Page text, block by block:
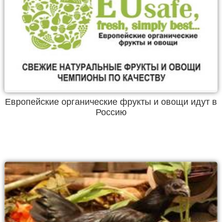
Европейские органические фрукты и овощи идут в
Россию